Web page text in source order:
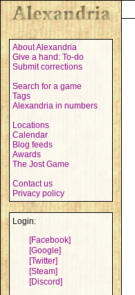
About Alexandria
Give a hand: To-do
Submit corrections
Search for a game
Tags
Alexandria in numbers
Locations
Calendar
Blog feeds
Awards
The Jost Game
Contact us
Privacy policy
Login:
[Facebook]
[Google]
[Twitter]
[Steam]
[Discord]